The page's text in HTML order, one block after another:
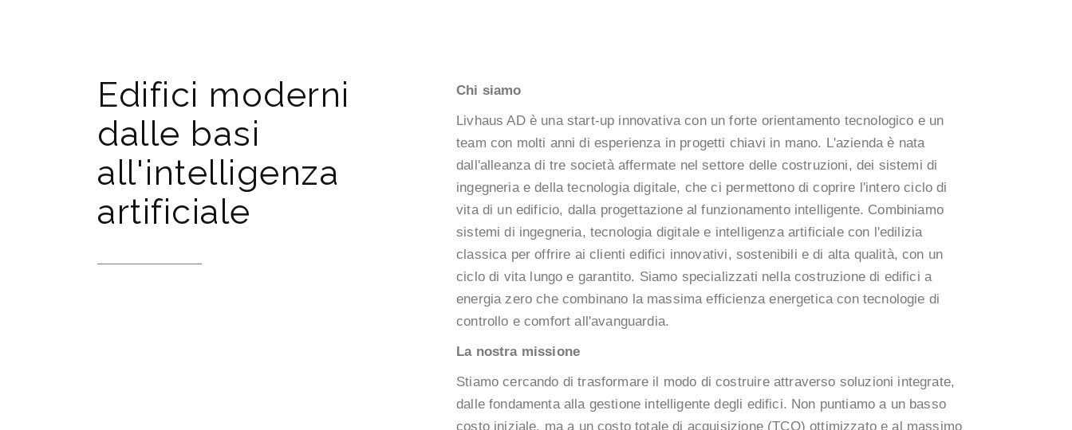
Edifici moderni
dalle basi
all'intelligenza
artificiale
Chi siamo
Livhaus AD è una start-up innovativa con un forte orientamento tecnologico e un
team con molti anni di esperienza in progetti chiavi in mano. L'azienda è nata
dall'alleanza di tre società affermate nel settore delle costruzioni, dei sistemi di
ingegneria e della tecnologia digitale, che ci permettono di coprire l'intero ciclo di
vita di un edificio, dalla progettazione al funzionamento intelligente. Combiniamo
sistemi di ingegneria, tecnologia digitale e intelligenza artificiale con l'edilizia
classica per offrire ai clienti edifici innovativi, sostenibili e di alta qualità, con un
ciclo di vita lungo e garantito. Siamo specializzati nella costruzione di edifici a
energia zero che combinano la massima efficienza energetica con tecnologie di
controllo e comfort all'avanguardia.
La nostra missione
Stiamo cercando di trasformare il modo di costruire attraverso soluzioni integrate,
dalle fondamenta alla gestione intelligente degli edifici. Non puntiamo a un basso
costo iniziale, ma a un costo totale di acquisizione (TCO) ottimizzato e al massimo